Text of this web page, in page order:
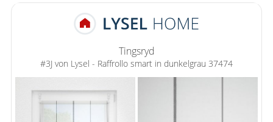
Tingsryd
#3J von Lysel - Raffrollo smart in dunkelgrau 37474